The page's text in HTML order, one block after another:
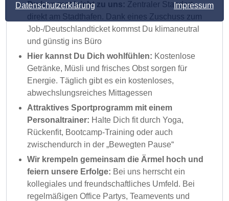
Datenschutzerklärung Impressum
Du kommst leicht zu uns: Zentraler Standort
direkt am Stadthafen. Dank eines Zuschuss zum
Job-/Deutschlandticket kommst Du klimaneutral
und günstig ins Büro
Hier kannst Du Dich wohlfühlen: Kostenlose
Getränke, Müsli und frisches Obst sorgen für
Energie. Täglich gibt es ein kostenloses,
abwechslungsreiches Mittagessen
Attraktives Sportprogramm mit einem
Personaltrainer: Halte Dich fit durch Yoga,
Rückenfit, Bootcamp-Training oder auch
zwischendurch in der „Bewegten Pause“
Wir krempeln gemeinsam die Ärmel hoch und
feiern unsere Erfolge: Bei uns herrscht ein
kollegiales und freundschaftliches Umfeld. Bei
regelmäßigen Office Partys, Teamevents und